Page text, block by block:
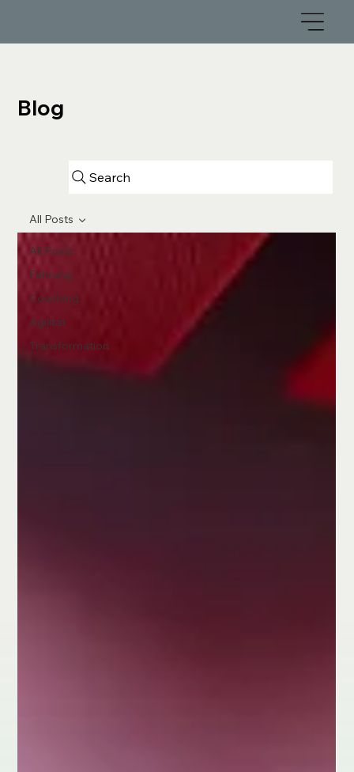
Blog
All Posts
Führung
Coaching
Agilität
Transformation
All Posts
Search